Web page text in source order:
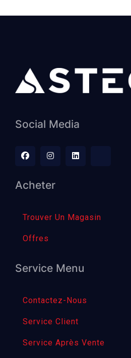
Social Media
Acheter
Trouver Un Magasin
Offres
Service Menu
Contactez-Nous
Service Client
Service Après Vente